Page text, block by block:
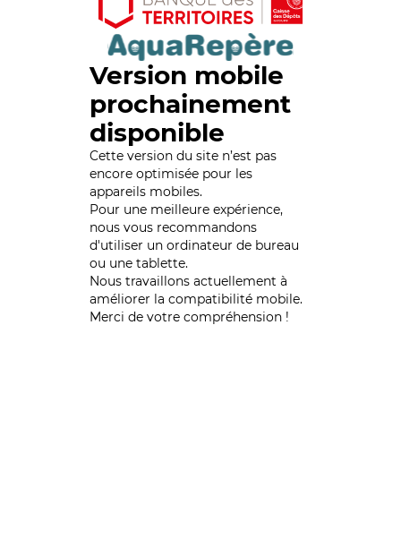
Version mobile
prochainement
disponible
Cette version du site n’est pas
encore optimisée pour les
appareils mobiles.
Pour une meilleure expérience,
nous vous recommandons
d'utiliser un ordinateur de bureau
ou une tablette.
Nous travaillons actuellement à
améliorer la compatibilité mobile.
Merci de votre compréhension !